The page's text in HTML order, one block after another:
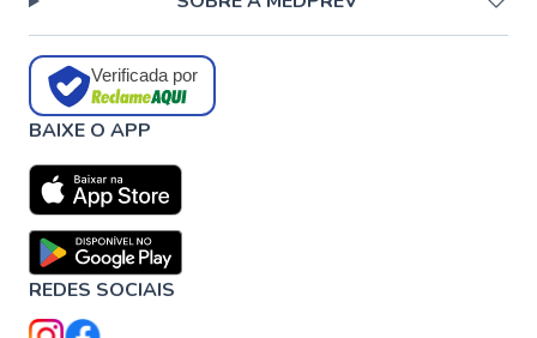
Verificada por
BAIXE O APP
REDES SOCIAIS